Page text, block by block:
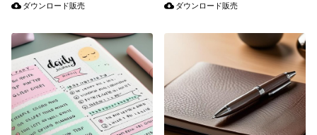
ダウンロード販売 ダウンロード販売